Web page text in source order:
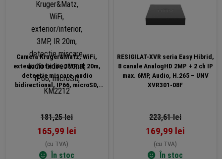
Camera Kruger&Matz, WiFi,
exterior/interior, 3MP, IR 20m,
detectie miscare, audio
bidirectional, IP66, microSD,
KM2212
181,25lei
165,99 lei
(cu TVA)
În stoc
RESIGILAT-XVR seria Easy Hibrid,
8 canale AnalogHD 2MP + 2 ch IP
max. 6MP, Audio, H.265 – UNV
XVR301-08F
223,61lei
169,99 lei
(cu TVA)
În stoc